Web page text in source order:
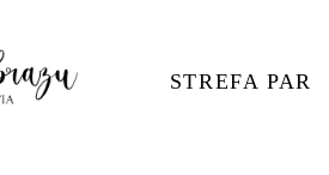
STREFA PAR